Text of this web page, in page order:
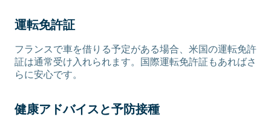
運転免許証
フランスで車を借りる予定がある場合、米国の運転免許
証は通常受け入れられます。国際運転免許証もあればさ
らに安心です。
健康アドバイスと予防接種